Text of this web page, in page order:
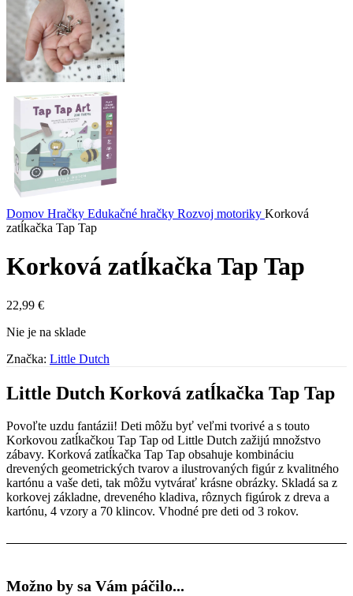
Domov Hračky Edukačné hračky Rozvoj motoriky Korková
zatĺkačka Tap Tap
Korková zatĺkačka Tap Tap
22,99 €
Nie je na sklade
Značka: Little Dutch
Little Dutch Korková zatĺkačka Tap Tap
Povoľte uzdu fantázii! Deti môžu byť veľmi tvorivé a s touto
Korkovou zatĺkačkou Tap Tap od Little Dutch zažijú množstvo
zábavy. Korková zatĺkačka Tap Tap obsahuje kombináciu
drevených geometrických tvarov a ilustrovaných figúr z kvalitného
kartónu a vaše deti, tak môžu vytvárať krásne obrázky. Skladá sa z
korkovej základne, dreveného kladiva, rôznych figúrok z dreva a
kartónu, 4 vzory a 70 klincov. Vhodné pre deti od 3 rokov.
Možno by sa Vám páčilo...